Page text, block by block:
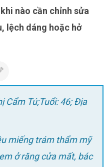
nào cần chỉnh sửa
lệch dáng hoặc hở
Cẩm Tú;Tuổi: 46; Địa
miếng trám thẩm mỹ
ở răng cửa mất, bác